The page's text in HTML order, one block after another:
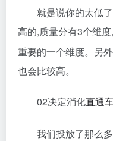
就是说你的太低
高的,质量分有3个维
重要的一个维度。另
也会比较高。
02决定消化直通
我们投放了那么多